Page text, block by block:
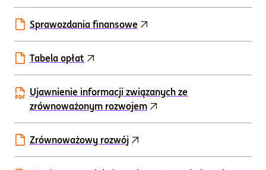
Sprawozdania finansowe
Tabela opłat
Ujawnienie informacji związanych ze
zrównoważonym rozwojem
Zrównoważowy rozwój